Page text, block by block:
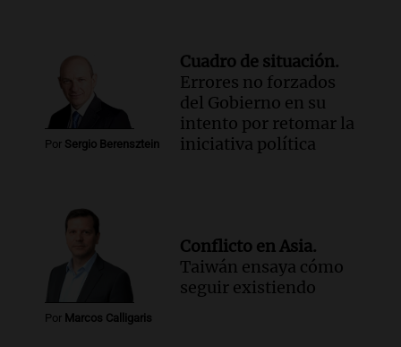
Por Sergio Berensztein
Cuadro de situación.
Errores no forzados
del Gobierno en su
intento por retomar la
iniciativa política
Por Marcos Calligaris
Conflicto en Asia.
Taiwán ensaya cómo
seguir existiendo